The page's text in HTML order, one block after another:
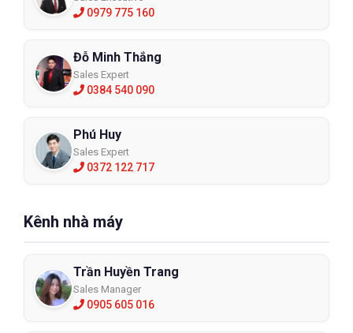
0979 775 160
Đỗ Minh Thắng
Sales Expert
0384 540 090
Phú Huy
Sales Expert
0372 122 717
Kênh nhà máy
Trần Huyền Trang
Sales Manager
0905 605 016